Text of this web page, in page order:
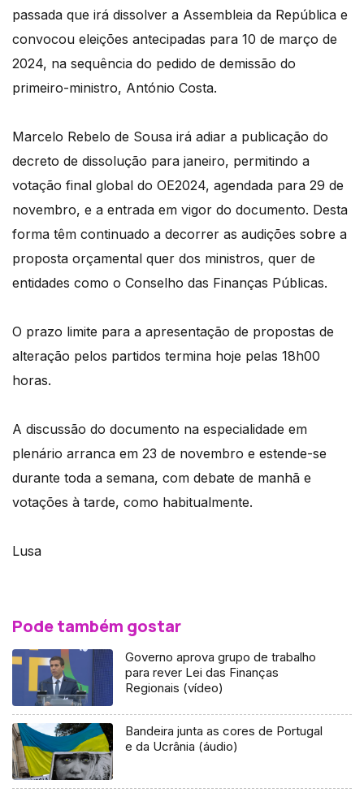
passada que irá dissolver a Assembleia da República e
convocou eleições antecipadas para 10 de março de
2024, na sequência do pedido de demissão do
primeiro-ministro, António Costa.
Marcelo Rebelo de Sousa irá adiar a publicação do
decreto de dissolução para janeiro, permitindo a
votação final global do OE2024, agendada para 29 de
novembro, e a entrada em vigor do documento. Desta
forma têm continuado a decorrer as audições sobre a
proposta orçamental quer dos ministros, quer de
entidades como o Conselho das Finanças Públicas.
O prazo limite para a apresentação de propostas de
alteração pelos partidos termina hoje pelas 18h00
horas.
A discussão do documento na especialidade em
plenário arranca em 23 de novembro e estende-se
durante toda a semana, com debate de manhã e
votações à tarde, como habitualmente.
Lusa
Pode também gostar
Governo aprova grupo de trabalho
para rever Lei das Finanças
Regionais (vídeo)
Bandeira junta as cores de Portugal
e da Ucrânia (áudio)